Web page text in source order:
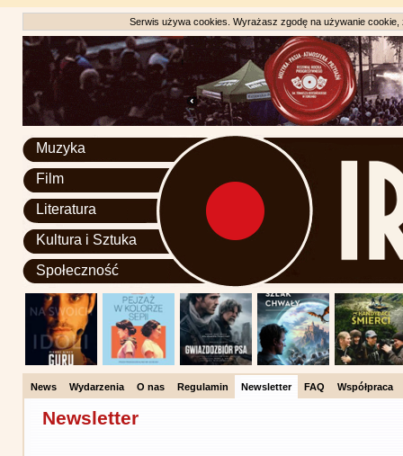
Serwis używa cookies. Wyrażasz zgodę na używanie
Muzyka
Film
Literatura
Kultura i Sztuka
Społeczność
News Wydarzenia O nas Regulamin Newsletter FAQ Współpraca
Newsletter